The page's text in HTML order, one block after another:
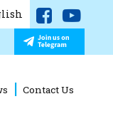
Contact Us